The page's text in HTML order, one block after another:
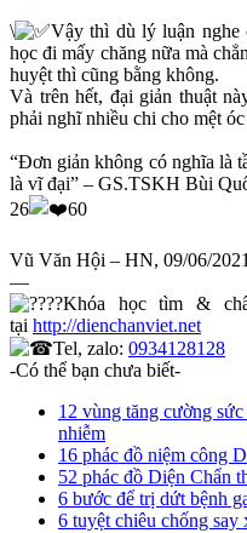
\
Vậy thì dù lý luận nghe
học đi mấy chăng nữa mà
huyệt thì cũng bằng không.
Và trên hết, đại giản thuật
phải nghĩ nhiều chi cho mệt
“Đơn giản không có nghĩa là
là vĩ đại” – GS.TSKH Bùi
26
60
Vũ Văn Hội – HN, 09/06/
—
Khóa học tìm &
tại http://dienchanviet.net
Tel, zalo: 0934128128
-Có thể bạn chưa biết-
12 vùng tăng cường
nhiễm
16 phác đồ niệm công
52 phác đồ Diện Chẩn
6 bước để trị dứt bệnh
6 tuyệt chiêu chống say